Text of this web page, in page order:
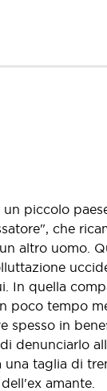
piccolo
che
altro uomo.
In quella
poco tempo
spesso in
denunciarlo
una taglia di
amante.